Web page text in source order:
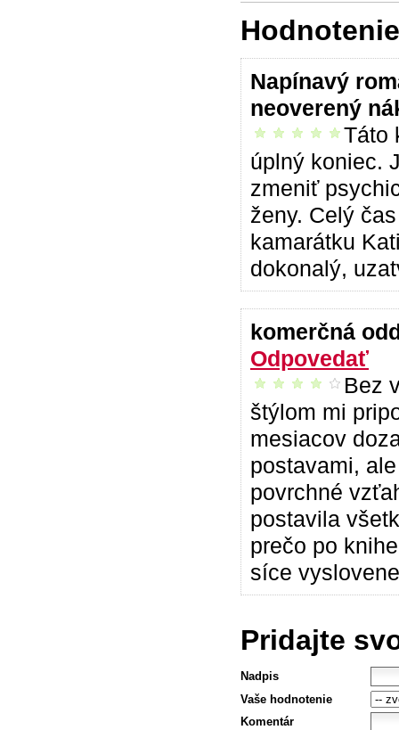
Napínavý
neoverený
vrelo odporúčam
Táto
úplný koniec.
zmeniť
ženy. Celý
kamarátku
dokonalý,
komerčná
Odpovedať
príjemné čítanie
Bez
štýlom mi
mesiacov
postavami,
povrchné
postavila
prečo po
síce
Pridajte
Nadpis
Vaše hodnotenie
Komentár